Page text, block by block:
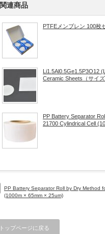
関連商品
PTFEメンブレン 100枚
Li1.5Al0.5Ge1.5P3O12
Ceramic Sheets（サイ
PP Battery Separator
21700 Cylindrical Cell
PP Battery Separator Roll by Dry Method
(1000m × 65mm × 25um)
トップページに戻る